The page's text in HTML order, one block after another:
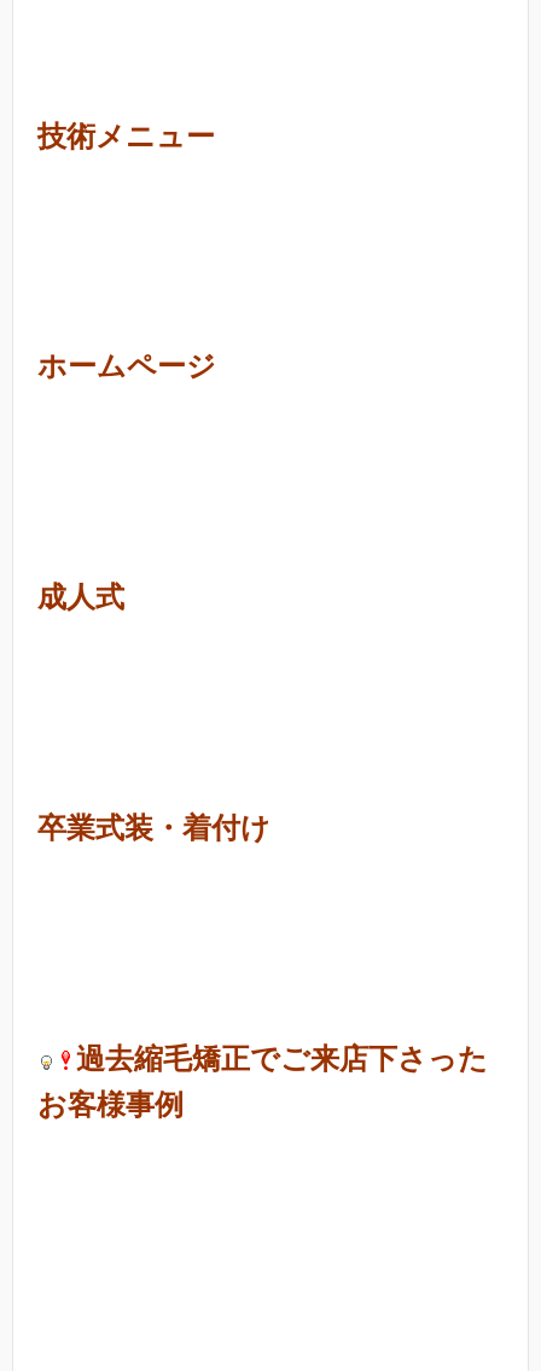
技術メニュー
ホームページ
成人式
卒業式装・着付け
過去縮毛矯正でご来店下さった
お客様事例